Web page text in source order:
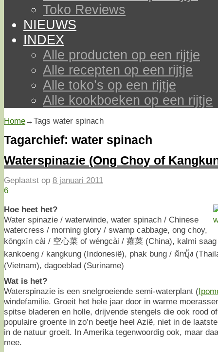
Toko Reviews
NIEUWS
INDEX
Alle producten op een rijtje
Alle recepten op een rijtje
Alle toko’s op een rijtje
Alle kookboeken op een rijtje
Home→Tags water spinach
Tagarchief: water spinach
Waterspinazie (Ong Choy of
Geplaatst op 8 januari 2011
6
Hoe heet het?
Water spinazie / waterwinde, water spinach / Chinese
watercress / morning glory / swamp cabbage, ong choy,
kōngxīn cài / 空心菜 of wéngcài / 蕹菜 (China), kalmi
kankoeng / kangkung (Indonesië), phak bung / ผักบุ้ง
(Vietnam), dagoeblad (Suriname)
Wat is het?
Waterspinazie is een snelgroeiende semi-waterplant (
windefamilie. Groeit het hele jaar door in warme
spitse bladeren en holle, drijvende stengels die ook rood
populaire groente in zo’n beetje heel Azië, niet in de
in de natuur groeit. In Amerika tegenwoordig ook, maar
mee.